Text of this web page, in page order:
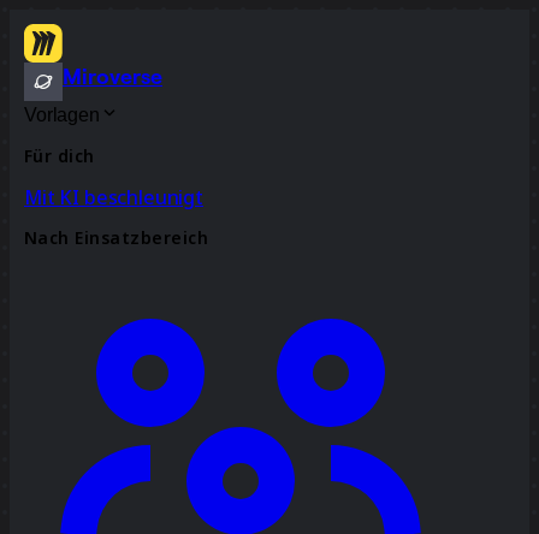
Miroverse
Vorlagen
Für dich
Mit KI beschleunigt
Nach Einsatzbereich